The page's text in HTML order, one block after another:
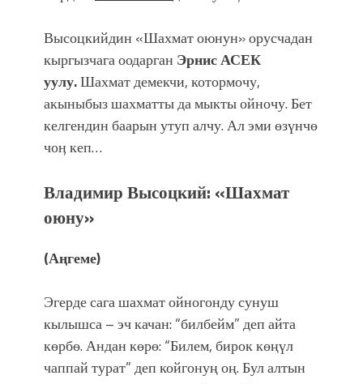
Высоцкийдин «Шахмат оюнун» орусчадан
кыргызчага оодарган Эрнис АСЕК
уулу.Шахмат демекчи, котормочу,
акыныбыз шахматты да мыкты ойночу. Бет
келгендин баарын утуп алчу. Ал эми өзүнчө
чоӊ кеп…
Владимир Высоцкий: «Шахмат
оюну»
(Аңгеме)
Эгерде сага шахмат ойногонду сунуш
кылышса – эч качан: “билбейм” деп айта
көрбө. Андан көрө: “Билем, бирок көңүл
чаппай турат” деп койгонуң оң. Бул алтын